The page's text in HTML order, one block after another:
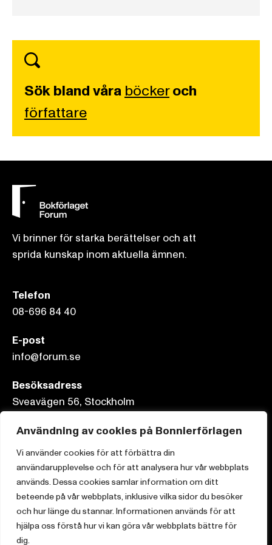
Användning av cookies på Bonnierförlagen
Vi använder cookies för att förbättra din
användarupplevelse och för att analysera hur vår webbplats
används. Dessa cookies samlar information om ditt
beteende på vår webbplats, inklusive vilka sidor du besöker
och hur länge du stannar. Informationen används för att
hjälpa oss förstå hur vi kan göra vår webbplats bättre för
dig.
Sök bland våra böckeroch
författare
Vi brinner för starka berättelser och att
sprida kunskap inom aktuella ämnen.
Telefon
08-696 84 40
E-post
info@forum.se
Besöksadress
Sveavägen 56, Stockholm
Postadress
Box 3159, 103 63 Stockholm
Om Bonnierförlagen
Cookies